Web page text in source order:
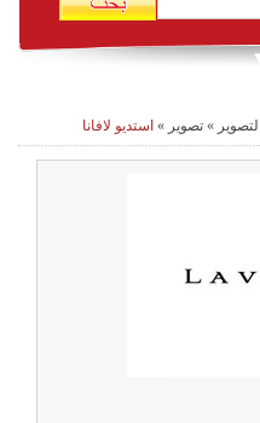
» تصوير » استديو لافانا